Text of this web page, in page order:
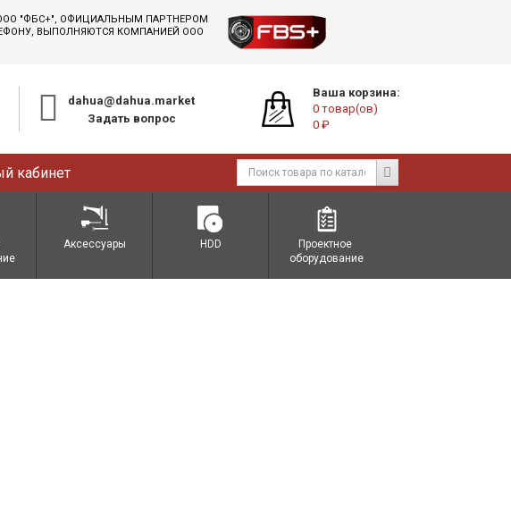
ООО "ФБС+", ОФИЦИАЛЬНЫМ ПАРТНЕРОМ
ВЫПОЛНЯЮТСЯ КОМПАНИЕЙ ООО
dahua@dahua.market
Задать вопрос
Ваша корзина:
0 товар(ов)
0 ₽
кабинет
Аксессуары HDD
Проектное
оборудование